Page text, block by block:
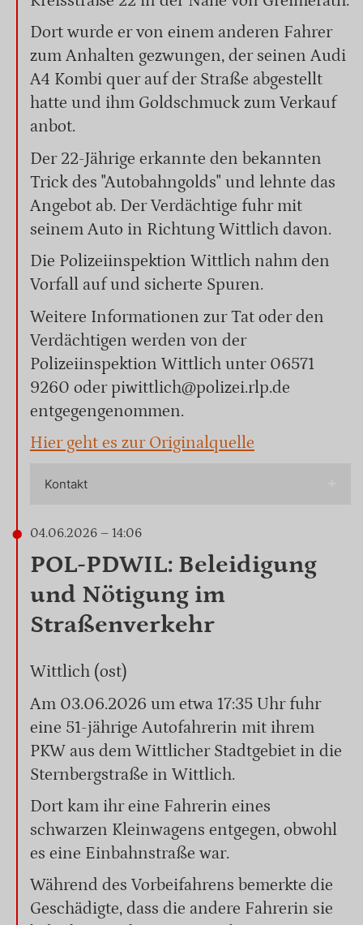
Dort wurde er von einem anderen Fahrer
zum Anhalten gezwungen, der seinen Audi
A4 Kombi quer auf der Straße abgestellt
hatte und ihm Goldschmuck zum Verkauf
anbot.
Der 22-Jährige erkannte den bekannten
Trick des "Autobahngolds" und lehnte das
Angebot ab. Der Verdächtige fuhr mit
seinem Auto in Richtung Wittlich davon.
Die Polizeiinspektion Wittlich nahm den
Vorfall auf und sicherte Spuren.
Weitere Informationen zur Tat oder den
Verdächtigen werden von der
Polizeiinspektion Wittlich unter 06571
9260 oder piwittlich@polizei.rlp.de
entgegengenommen.
Hier geht es zur Originalquelle
Kontakt
04.06.2026 – 14:06
POL-PDWIL: Beleidigung
und Nötigung im
Straßenverkehr
Wittlich (ost)
Am 03.06.2026 um etwa 17:35 Uhr fuhr
eine 51-jährige Autofahrerin mit ihrem
PKW aus dem Wittlicher Stadtgebiet in die
Sternbergstraße in Wittlich.
Dort kam ihr eine Fahrerin eines
schwarzen Kleinwagens entgegen, obwohl
es eine Einbahnstraße war.
Während des Vorbeifahrens bemerkte die
Geschädigte, dass die andere Fahrerin sie